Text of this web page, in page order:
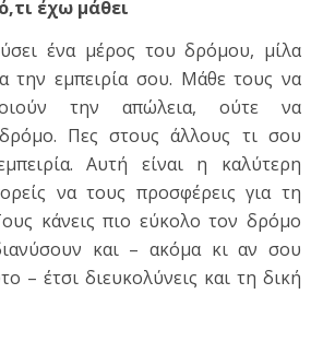
έχω μάθει
ένα μέρος του δρόμου, μίλα
την εμπειρία σου. Μάθε τους να
την απώλεια, ούτε να
Πες στους άλλους τι σου
Αυτή είναι η καλύτερη
να τους προσφέρεις για τη
κάνεις πιο εύκολο τον δρόμο
και – ακόμα κι αν σου
– έτσι διευκολύνεις και τη δική